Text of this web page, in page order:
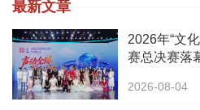
最新文章
2026年“文
赛总决赛落
2026-08-04